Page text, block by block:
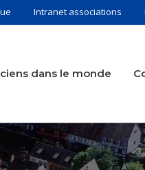
Intranet associations
dans le monde